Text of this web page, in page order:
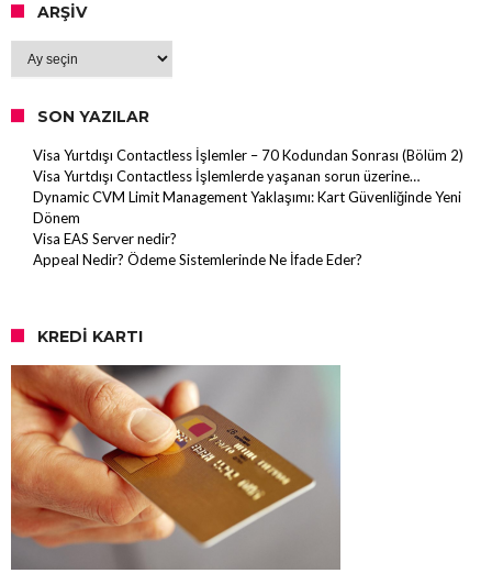
ARŞIV
SON YAZILAR
Visa Yurtdışı Contactless İşlemler – 70 Kodundan Sonrası (Bölüm 2)
Visa Yurtdışı Contactless İşlemlerde yaşanan sorun üzerine…
Dynamic CVM Limit Management Yaklaşımı: Kart Güvenliğinde Yeni
Dönem
Visa EAS Server nedir?
Appeal Nedir? Ödeme Sistemlerinde Ne İfade Eder?
KREDI KARTI